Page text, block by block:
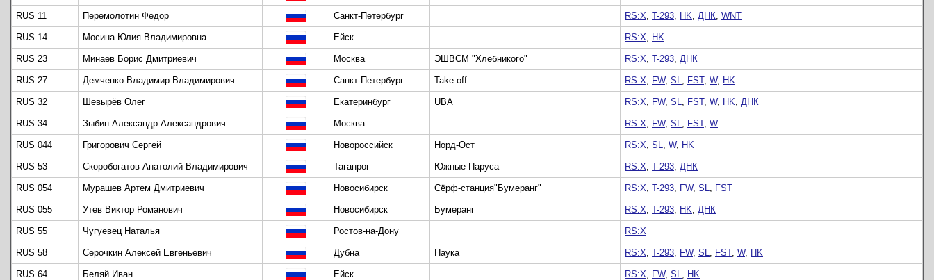
RUS 11 Перемолотин Федор Санкт-Петербург RS:X, T-293, HK, ДНК, WNT
RUS 14 Мосина Юлия Владимировна Ейск RS:X, HK
RUS 23 Минаев Борис Дмитриевич Москва ЭШВСМ "Хлебникого" RS:X, T-293, ДНК
RUS 27 Демченко Владимир Владимирович Санкт-Петербург Take off RS:X, FW, SL, FST, W, HK
RUS 32 Шевырёв Олег Екатеринбург UBA RS:X, FW, SL, FST, W, HK, ДНК
RUS 34 Зыбин Александр Александрович Москва RS:X, FW, SL, FST, W
RUS 044 Григорович Сергей Новороссийск Норд-Ост RS:X, SL, W, HK
RUS 53 Скоробогатов Анатолий Владимирович Таганрог Южные Паруса RS:X, T-293, ДНК
RUS 054 Мурашев Артем Дмитриевич Новосибирск Сёрф-станция"Бумеранг" RS:X, T-293, FW, SL, FST
RUS 055 Утев Виктор Романович Новосибирск Бумеранг RS:X, T-293, HK, ДНК
RUS 55 Чугуевец Наталья Ростов-на-Дону RS:X
RUS 58 Серочкин Алексей Евгеньевич Дубна Наука RS:X, T-293, FW, SL, FST, W, HK
RUS 64 Беляй Иван Ейск RS:X, FW, SL, HK